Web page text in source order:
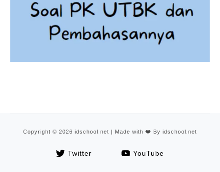
Copyright © 2026 idschool.net | Made with ❤️ By idschool.net
Twitter YouTube